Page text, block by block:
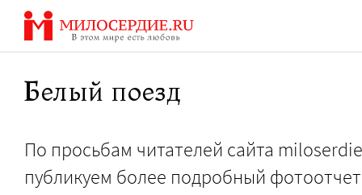
Перейти
содержанию
Белый поезд
По просьбам читателей сайта
публикуем более подробный